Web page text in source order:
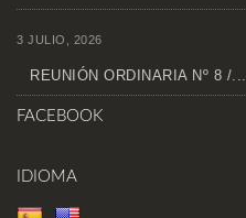
3 JULIO, 2026
REUNIÓN ORDINARIA Nº 8 /...
FACEBOOK
IDIOMA